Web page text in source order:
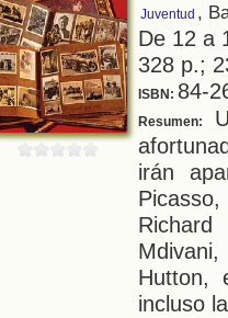
Juventud ,
De 12 a
328 p.;
ISBN: 84-
Resumen:
irán
Hutton,
incluso la